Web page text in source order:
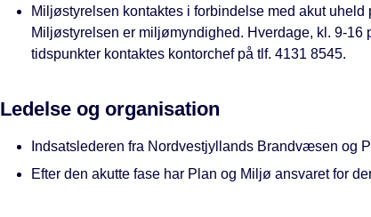
Miljøstyrelsen kontaktes i forbindelse med akut uheld
Miljøstyrelsen er miljømyndighed. Hverdage, kl. 9-16
tidspunkter kontaktes kontorchef på tlf. 4131 8545.
Ledelse og organisation
Indsatslederen fra Nordvestjyllands Brandvæsen og
Efter den akutte fase har Plan og Miljø ansvaret for